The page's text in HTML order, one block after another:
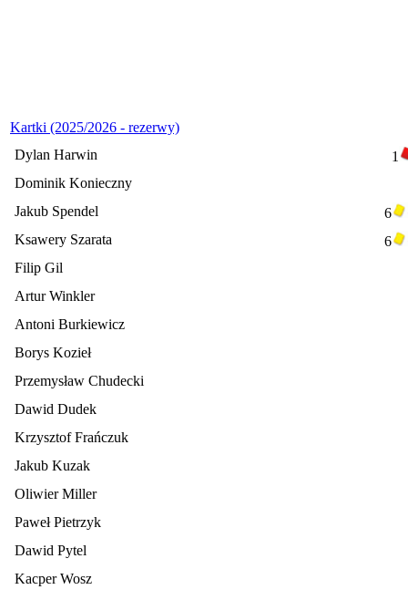
Kartki (2025/2026 - rezerwy)
Dylan Harwin
1
Dominik Konieczny
Jakub Spendel
6
Ksawery Szarata
6
Filip Gil
Artur Winkler
Antoni Burkiewicz
Borys Kozieł
Przemysław Chudecki
Dawid Dudek
Krzysztof Frańczuk
Jakub Kuzak
Oliwier Miller
Paweł Pietrzyk
Dawid Pytel
Kacper Wosz